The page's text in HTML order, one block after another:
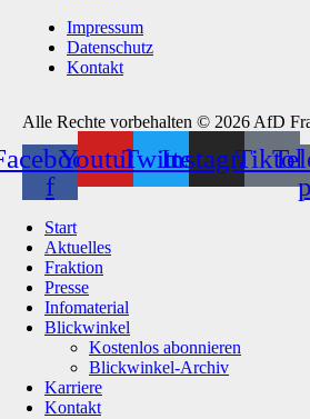
Impressum
Datenschutz
Kontakt
Alle Rechte vorbehalten © 2026 AfD
f
YoutubeTwitterInstagramTiktok
Start
Aktuelles
Fraktion
Presse
Infomaterial
Blickwinkel
Kostenlos abonnieren
Blickwinkel-Archiv
Karriere
Kontakt